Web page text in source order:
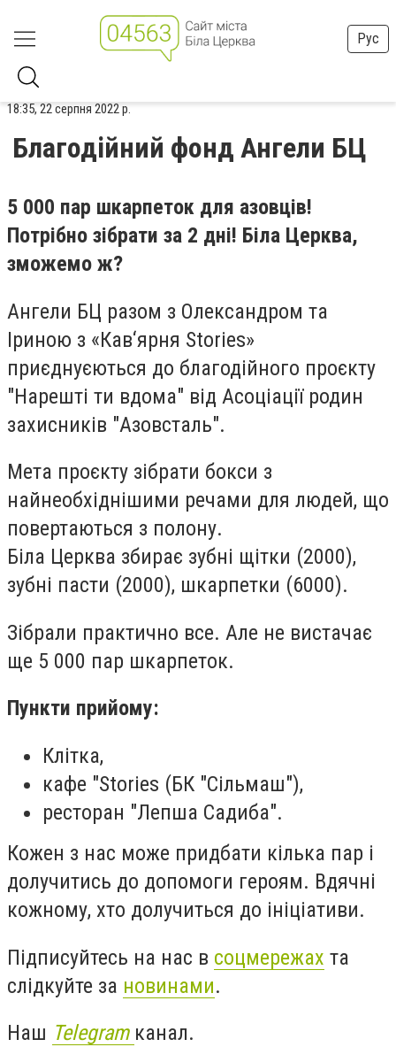
Рус
18:35, 22 серпня 2022 р.
Благодійний фонд Ангели БЦ
5 000 пар шкарпеток для азовців!
Потрібно зібрати за 2 дні! Біла Церква,
зможемо ж?
Ангели БЦ разом з Олександром та
Іриною з «Кав‘ярня Stories»
приєднуєються до благодійного проєкту
"Нарешті ти вдома" від Асоціації родин
захисників "Азовсталь".
Мета проєкту зібрати бокси з
найнеобхіднішими речами для людей, що
повертаються з полону.
Біла Церква збирає зубні щітки (2000),
зубні пасти (2000), шкарпетки (6000).
Зібрали практично все. Але не вистачає
ще 5 000 пар шкарпеток.
Пункти прийому:
Клітка,
кафе "Stories (БК "Сільмаш"),
ресторан "Лепша Садиба".
Кожен з нас може придбати кілька пар і
долучитись до допомоги героям. Вдячні
кожному, хто долучиться до ініціативи.
Підписуйтесь на нас в соцмережах та
слідкуйте за новинами.
Наш Telegram канал.